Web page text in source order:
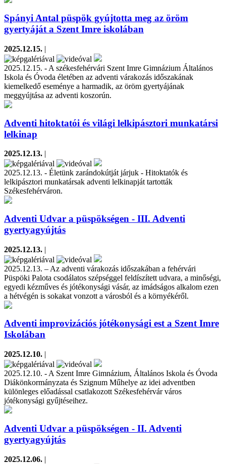
Spányi Antal püspök gyújtotta meg az öröm
gyertyáját a Szent Imre iskolában
2025.12.15. |
2025.12.15. - A székesfehérvári Szent Imre Gimnázium Általános
Iskola és Óvoda életében az adventi várakozás időszakának
kiemelkedő eseménye a harmadik, az öröm gyertyájának
meggyújtása az adventi koszorún.
Adventi hitoktatói és világi lelkipásztori munkatársi
lelkinap
2025.12.13. |
2025.12.13. - Életünk zarándokútját járjuk - Hitoktatók és
lelkipásztori munkatársak adventi lelkinapját tartották
Székesfehérváron.
Adventi Udvar a püspökségen - III. Adventi
gyertyagyújtás
2025.12.13. |
2025.12.13. – Az adventi várakozás időszakában a fehérvári
Püspöki Palota csodálatos szépséggel feldíszített udvara, a minőségi,
egyedi kézműves és jótékonysági vásár, az imádságos alkalom ezen
a hétvégén is sokakat vonzott a városból és a környékéről.
Adventi improvizációs jótékonysági est a Szent Imre
Iskolában
2025.12.10. |
2025.12.10. - A Szent Imre Gimnázium, Általános Iskola és Óvoda
Diákönkormányzata és Szignum Műhelye az idei adventben
különleges előadással csatlakozott Székesfehérvár város
jótékonysági gyűjtéseihez.
Adventi Udvar a püspökségen - II. Adventi
gyertyagyújtás
2025.12.06. |